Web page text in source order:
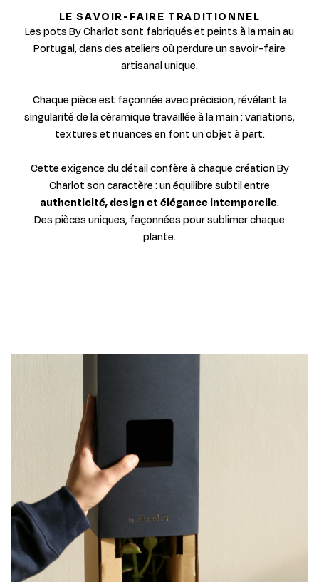
LE SAVOIR-FAIRE TRADITIONNEL
Les pots By Charlot sont fabriqués et peints à la main au
Portugal, dans des ateliers où perdure un savoir-faire
artisanal unique.
Chaque pièce est façonnée avec précision, révélant la
singularité de la céramique travaillée à la main : variations,
textures et nuances en font un objet à part.
Cette exigence du détail confère à chaque création By
Charlot son caractère : un équilibre subtil entre
authenticité, design et élégance intemporelle.
Des pièces uniques, façonnées pour sublimer chaque
plante.